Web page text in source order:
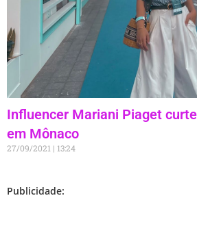
Influencer Mariani Piaget
em Mônaco
27/09/2021 13:24
Publicidade: